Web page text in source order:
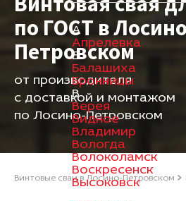
А
Апрелевка
Б
Балашиха
Бронницы
В
Верея
Видное
Владимир
Вологда
Волоколамск
Воскресенск
Высоковск
по ГОСТ в
Петровском
от производителя
с доставкой и монтажом
по Лосино-Петровском
Винтовые сваи в Лосино-Петровском